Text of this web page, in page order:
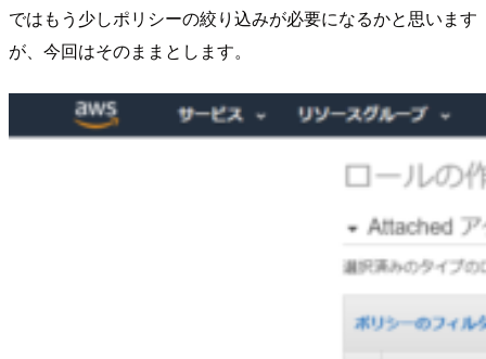
ではもう少しポリシーの絞り込みが必要になるかと思います
が、今回はそのままとします。